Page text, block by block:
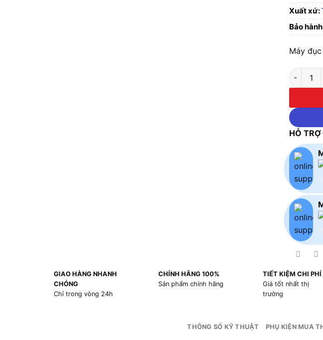
Xuất xứ:
Bảo
Máy
Máy đục
HỖ
GIAO HÀNG NHANH
CHÓNG
Chỉ trong vòng 24h
CHÍNH HÃNG 100%
Sản phẩm chính hãng
TIẾT KIỆM CHI PHÍ
Giá tốt nhất thị
trường
THÔNG SỐ KỸ THUẬT PHỤ KIỆN MUA